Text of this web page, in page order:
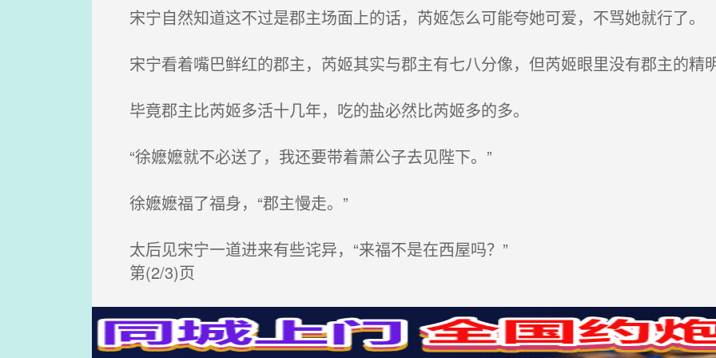
宋宁自然知道这不过是郡主场面上的话，芮姬怎么可能夸她可爱，不骂她就行了。
宋宁看着嘴巴鲜红的郡主，芮姬其实与郡主有七八分像，但芮姬眼里没有郡主的精
毕竟郡主比芮姬多活十几年，吃的盐必然比芮姬多的多。
“徐嬷嬷就不必送了，我还要带着萧公子去见陛下。”
徐嬷嬷福了福身，“郡主慢走。”
太后见宋宁一道进来有些诧异，“来福不是在西屋吗？”
第(2/3)页